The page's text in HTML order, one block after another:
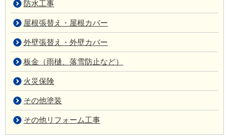
防水工事
屋根張替え・屋根カバー
外壁張替え・外壁カバー
板金（雨樋、落雪防止など）
火災保険
その他塗装
その他リフォーム工事